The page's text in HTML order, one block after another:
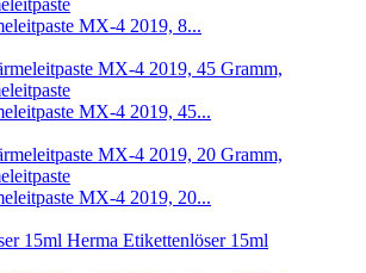
MX-4 2019, 8...
MX-4 2019, 45...
MX-4 2019, 20...
Herma Etikettenlöser 15ml